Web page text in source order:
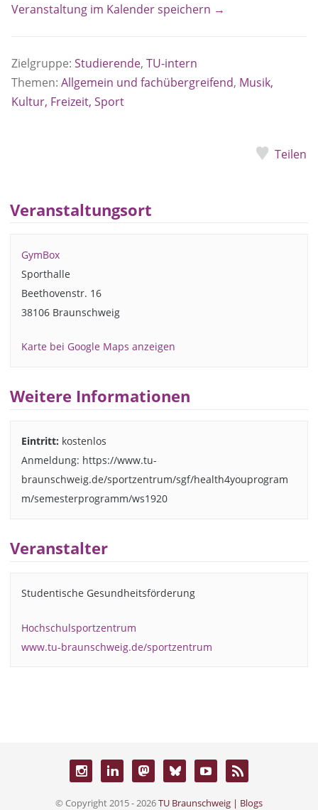
Veranstaltung im Kalender speichern →
Zielgruppe: Studierende, TU-intern
Themen: Allgemein und fachübergreifend, Musik,
Kultur, Freizeit, Sport
Teilen
Veranstaltungsort
GymBox
Sporthalle
Beethovenstr. 16
38106 Braunschweig
Karte bei Google Maps anzeigen
Weitere Informationen
Eintritt: kostenlos
Anmeldung: https://www.tu-
braunschweig.de/sportzentrum/sgf/health4youprogram
m/semesterprogramm/ws1920
Veranstalter
Studentische Gesundheitsförderung
Hochschulsportzentrum
www.tu-braunschweig.de/sportzentrum
© Copyright 2015 - 2026TU Braunschweig | Blogs